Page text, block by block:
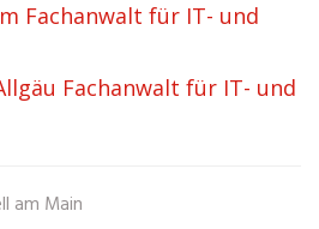
Fachanwalt für IT- und
Fachanwalt für IT- und
am Main